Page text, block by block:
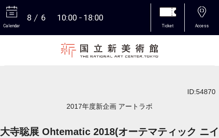
Calendar
8 6 10:00 18:00
Ticket Access
ID:54870
2017年度新企画 アートラボ
大寺聡展 Ohtematic 2018(オーテマティック ニイ